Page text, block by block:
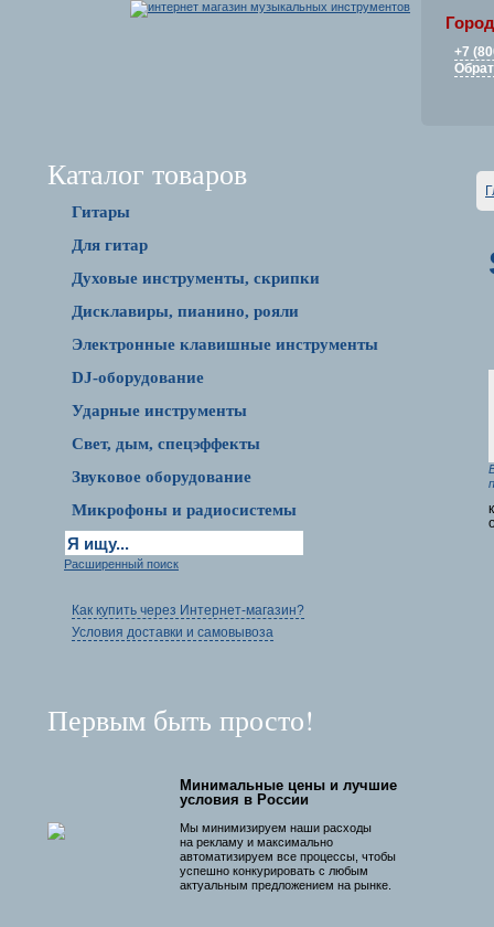
+7
Каталог товаров
Гитары
Для гитар
Духовые инструменты, скрипки
Дисклавиры, пианино, рояли
Электронные клавишные инструменты
DJ-оборудование
Ударные инструменты
Свет, дым, спецэффекты
Звуковое оборудование
Микрофоны и радиосистемы
Расширенный поиск
Как купить через Интернет-магазин?
Условия доставки и самовывоза
Первым быть просто!
Минимальные цены и лучшие
условия в России
Мы минимизируем наши расходы
на рекламу и максимально
автоматизируем все процессы, чтобы
успешно конкурировать с любым
актуальным предложением на рынке.